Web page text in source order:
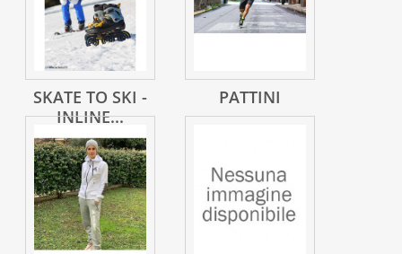
SKATE TO SKI -
INLINE...
PATTINI